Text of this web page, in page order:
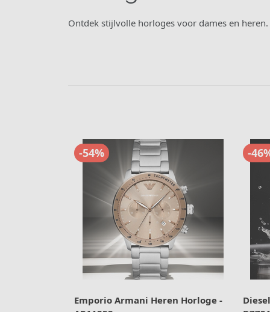
Ontdek stijlvolle horloges voor dames en
-54%
Emporio Armani Heren Horloge -
-